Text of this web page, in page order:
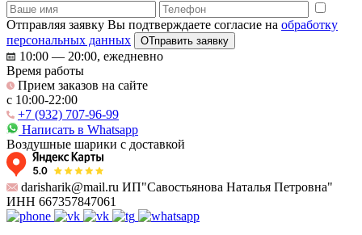
Отправляя заявку Вы подтверждаете согласие на обработку
персональных данных
ОТправить заявку
10:00 — 20:00, ежедневно
Время работы
Прием заказов на сайте
c 10:00-22:00
+7 (932) 707-96-99
Написать в Whatsapp
Воздушные шарики с доставкой
darisharik@mail.ru ИП"Савостьянова Наталья Петровна"
ИНН 667357847061